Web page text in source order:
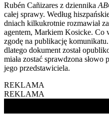
Rubén Cañizares z dziennika
całej sprawy. Według
dniach kilkukrotnie rozmawiał
agentem, Markiem Kosicke. Co
zgodę na publikację
dlatego dokument został
miała zostać sprawdzona
jego przedstawiciela.
REKLAMA
REKLAMA